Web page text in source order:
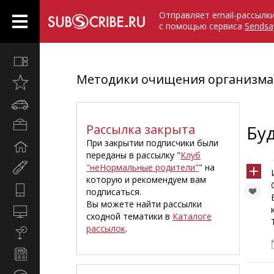
Отправляет email-рассылки
с помощью сервиса
Открыто
Автомобили
Компьютеры
Новости
Методики очищения организма
Рассылка закрыта
При закрытии подписчики были
переданы в рассылку "Клуб
"неНормальные родители"" на
которую и рекомендуем вам
подписаться.
Вы можете найти рассылки
сходной тематики в Каталоге
рассылок.